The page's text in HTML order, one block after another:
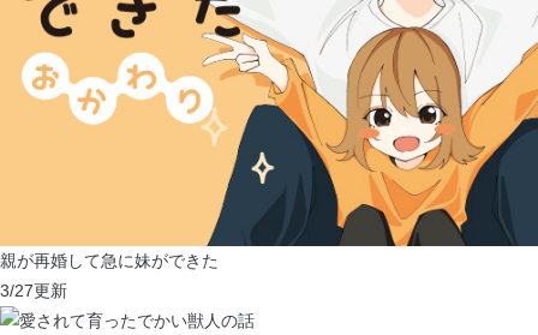
親が再婚して急に妹ができた
3/27更新